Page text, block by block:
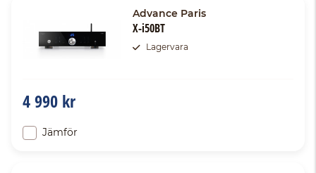
Advance Paris
X-i50BT
Lagervara
4 990 kr
Jämför